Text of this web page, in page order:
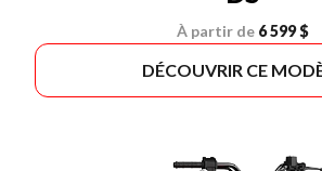
À partir de 6 599 $
DÉCOUVRIR CE